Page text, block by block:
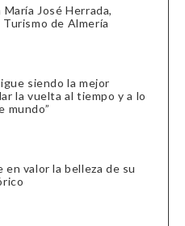
José Herrada,
de Almería
siendo la mejor
la vuelta al tiempo y a lo
mundo”
en valor la belleza de su